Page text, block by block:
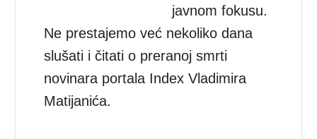
javnom fokusu.
Ne prestajemo već nekoliko dana
slušati i čitati o preranoj smrti
novinara portala Index Vladimira
Matijanića.